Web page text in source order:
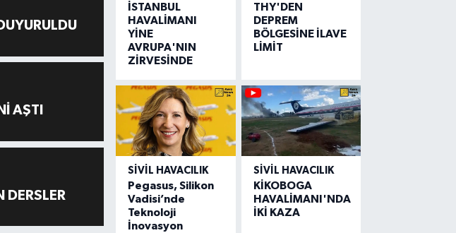
AŞTI
İSTANBUL
HAVALİMANI
YİNE
AVRUPA'NIN
ZİRVESİNDE
THY'DEN
DEPREM
BÖLGESİNE İLAVE
LİMİT
SIVIL HAVACILIK
Pegasus, Silikon
Vadisi’nde
Teknoloji
İnovasyon
SIVIL HAVACILIK
KİKOBOGA
HAVALİMANI'NDA
İKİ KAZA